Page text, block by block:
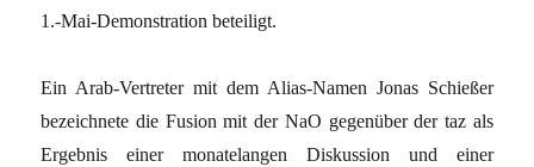
1.-Mai-Demonstration beteiligt.
Ein Arab-Vertreter mit dem Alias-Namen Jonas Schießer
bezeichnete die Fusion mit der NaO gegenüber der taz als
Ergebnis einer monatelangen Diskussion und einer